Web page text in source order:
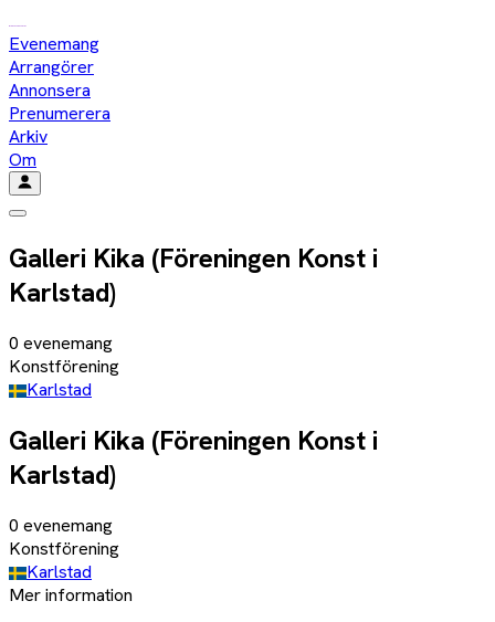
Evenemang
Arrangörer
Annonsera
Prenumerera
Arkiv
Om
Galleri Kika (Föreningen Konst i
Karlstad)
0 evenemang
Konstförening
Karlstad
Galleri Kika (Föreningen Konst i
Karlstad)
0 evenemang
Konstförening
Karlstad
Mer information